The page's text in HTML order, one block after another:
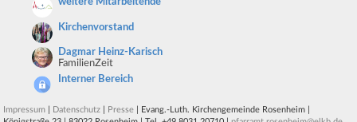
Kirchenvorstand
Dagmar Heinz-Karisch
FamilienZeit
Interner Bereich
Impressum Datenschutz Presse | Evang.-Luth. Kirchengemeinde Rosenheim |